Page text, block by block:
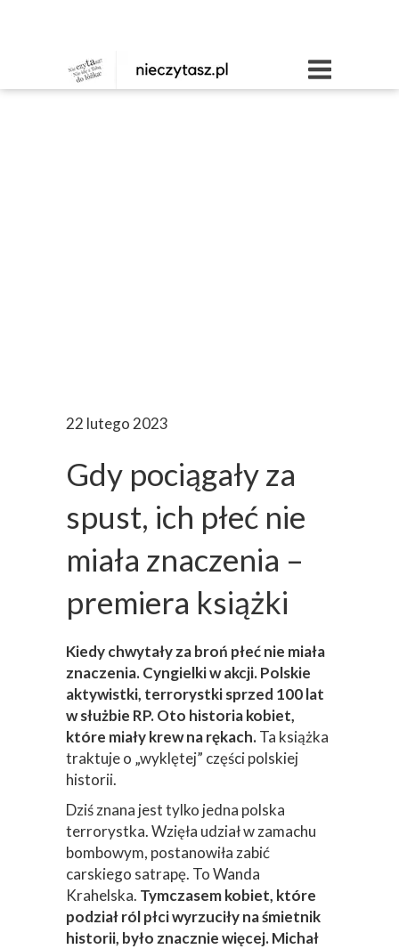
22 lutego 2023
Gdy pociągały za
spust, ich płeć nie
miała znaczenia –
premiera książki
Kiedy chwytały za broń płeć nie miała
znaczenia. Cyngielki w akcji. Polskie
aktywistki, terrorystki sprzed 100 lat
w służbie RP.Oto historia kobiet,
które miały krew na rękach.Ta książka
traktuje o „wyklętej” części polskiej
historii.
Dziś znana jest tylko jedna polska
terrorystka. Wzięła udział w zamachu
bombowym, postanowiła zabić
carskiego satrapę. To Wanda
Krahelska. Tymczasem kobiet, które
podział ról płci wyrzuciły na śmietnik
historii, było znacznie więcej. Michał